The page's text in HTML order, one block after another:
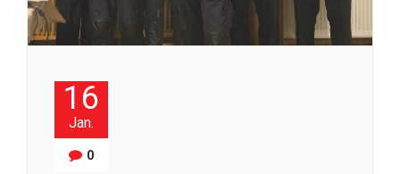
16
Jan.
0